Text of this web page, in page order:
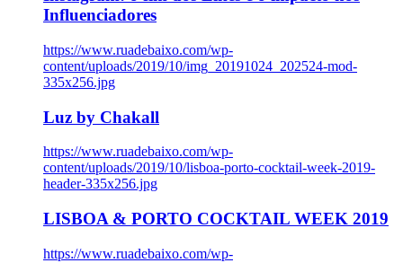
Influenciadores
https://www.ruadebaixo.com/wp-
content/uploads/2019/10/img_20191024_202524-mod-
335x256.jpg
Luz by Chakall
https://www.ruadebaixo.com/wp-
content/uploads/2019/10/lisboa-porto-cocktail-week-2019-
header-335x256.jpg
LISBOA & PORTO COCKTAIL WEEK 2019
https://www.ruadebaixo.com/wp-